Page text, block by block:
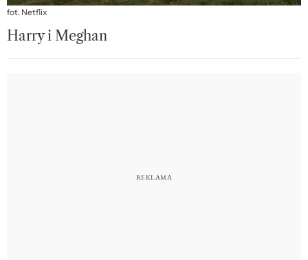
fot. Netflix
Harry i Meghan